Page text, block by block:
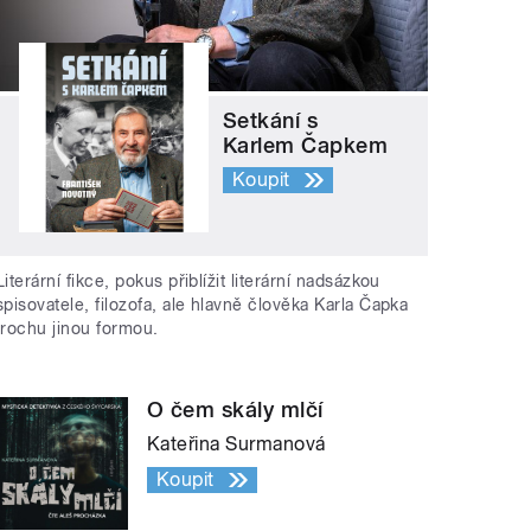
Setkání s
Karlem Čapkem
Koupit
fikce, pokus přiblížit literární nadsázkou
filozofa, ale hlavně člověka Karla Čapka
jinou formou.
O čem skály mlčí
Kateřina Surmanová
Koupit